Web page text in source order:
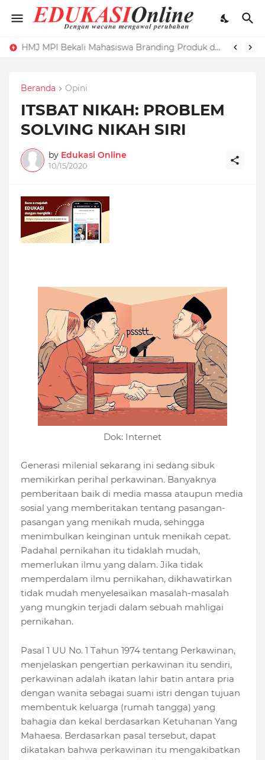
HMJ MPI Bekali Mahasiswa Branding Produk dengan Pelatihan Microblog
Beranda Opini
ITSBAT NIKAH: PROBLEM
SOLVING NIKAH SIRI
by Edukasi Online
10/15/2020
Dok: Internet
Generasi milenial sekarang ini sedang sibuk
memikirkan perihal perkawinan. Banyaknya
pemberitaan baik di media massa ataupun media
sosial yang memberitakan tentang pasangan-
pasangan yang menikah muda, sehingga
menimbulkan keinginan untuk menikah cepat.
Padahal pernikahan itu tidaklah mudah,
memerlukan ilmu yang dalam. Jika tidak
memperdalam ilmu pernikahan, dikhawatirkan
tidak mudah menyelesaikan masalah-masalah
yang mungkin terjadi dalam sebuah mahligai
pernikahan.
Pasal 1 UU No. 1 Tahun 1974 tentang Perkawinan,
menjelaskan pengertian perkawinan itu sendiri,
perkawinan adalah ikatan lahir batin antara pria
dengan wanita sebagai suami istri dengan tujuan
membentuk keluarga (rumah tangga) yang
bahagia dan kekal berdasarkan Ketuhanan Yang
Mahaesa. Berdasarkan pasal tersebut, dapat
dikatakan bahwa perkawinan itu mengakibatkan